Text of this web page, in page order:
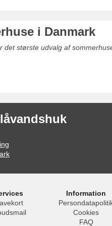
i Danmark
det største udvalg af
Information
Cookies
FAQ